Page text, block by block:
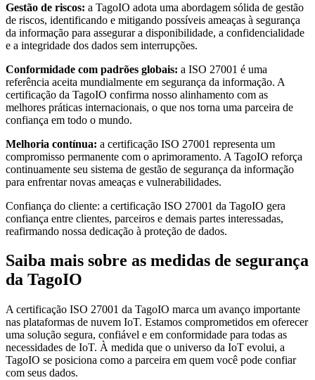
Gestão de riscos: a TagoIO adota uma abordagem sólida de gestão
de riscos, identificando e mitigando possíveis ameaças à segurança
da informação para assegurar a disponibilidade, a confidencialidade
e a integridade dos dados sem interrupções.
Conformidade com padrões globais: a ISO 27001 é uma
referência aceita mundialmente em segurança da informação. A
certificação da TagoIO confirma nosso alinhamento com as
melhores práticas internacionais, o que nos torna uma parceira de
confiança em todo o mundo.
Melhoria contínua: a certificação ISO 27001 representa um
compromisso permanente com o aprimoramento. A TagoIO reforça
continuamente seu sistema de gestão de segurança da informação
para enfrentar novas ameaças e vulnerabilidades.
Confiança do cliente: a certificação ISO 27001 da TagoIO gera
confiança entre clientes, parceiros e demais partes interessadas,
reafirmando nossa dedicação à proteção de dados.
Saiba mais sobre as medidas de segurança
da TagoIO
A certificação ISO 27001 da TagoIO marca um avanço importante
nas plataformas de nuvem IoT. Estamos comprometidos em oferecer
uma solução segura, confiável e em conformidade para todas as
necessidades de IoT. À medida que o universo da IoT evolui, a
TagoIO se posiciona como a parceira em quem você pode confiar
com seus dados.